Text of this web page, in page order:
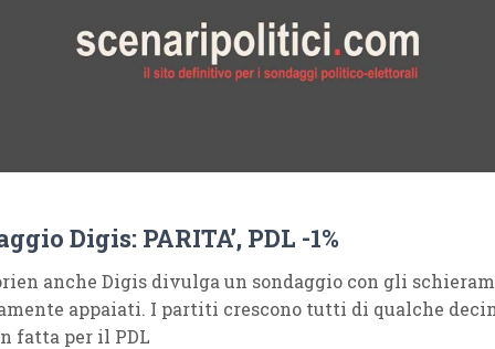
Digis: PARITA’, PDL -1%
anche Digis divulga un sondaggio con gli
appaiati. I partiti crescono tutti di qualche
fatta per il PDL